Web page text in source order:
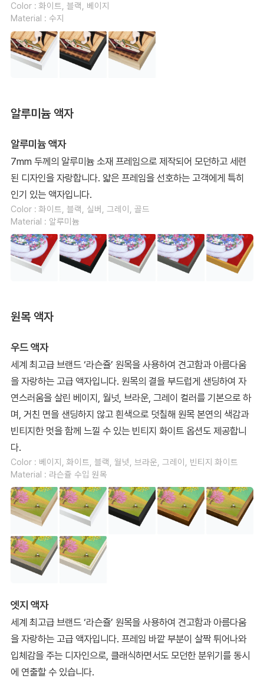
Color : 화이트, 블랙, 베이지
Material : 수지
알루미늄 액자
알루미늄 액자
7mm 두께의 알루미늄 소재 프레임으로 제작되어 모던하고 세련
된 디자인을 자랑합니다. 얇은 프레임을 선호하는 고객에게 특히
인기 있는 액자입니다.
Color : 화이트, 블랙, 실버, 그레이, 골드
Material : 알루미늄
원목 액자
우드 액자
세계 최고급 브랜드 ‘라슨쥴’ 원목을 사용하여 견고함과 아름다움
을 자랑하는 고급 액자입니다. 원목의 결을 부드럽게 샌딩하여 자
연스러움을 살린 베이지, 월넛, 브라운, 그레이 컬러를 기본으로 하
며, 거친 면을 샌딩하지 않고 흰색으로 덧칠해 원목 본연의 색감과
빈티지한 멋을 함께 느낄 수 있는 빈티지 화이트 옵션도 제공합니
다.
Color : 베이지, 화이트, 블랙, 월넛, 브라운, 그레이, 빈티지 화이트
Material : 라슨쥴 수입 원목
엣지 액자
세계 최고급 브랜드 ‘라슨쥴’ 원목을 사용하여 견고함과 아름다움
을 자랑하는 고급 액자입니다. 프레임 바깥 부분이 살짝 튀어나와
입체감을 주는 디자인으로, 클래식하면서도 모던한 분위기를 동시
에 연출할 수 있습니다.